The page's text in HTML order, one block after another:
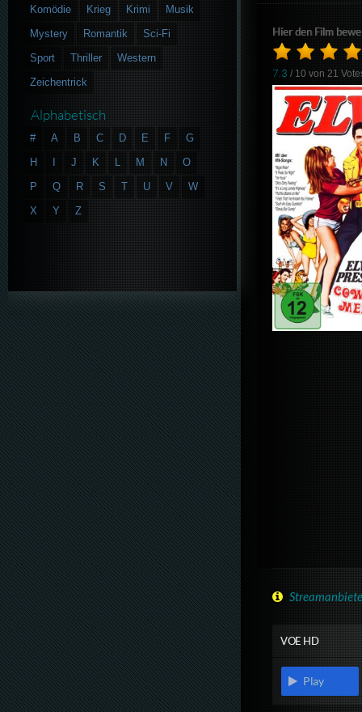
Hier den Film
7.3 / 10 von21
VOE HD
Play
Komödie
Krieg Krimi
Musik
Mystery
Romantik
Sci-Fi
Sport
Thriller
Western
Zeichentrick
Alphabetisch
# A B C D E F
G
H
J K L M N
O
P
Q R S T U V
W
X
Y Z